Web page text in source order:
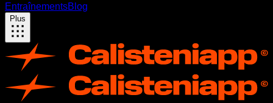
EntraînementsBlog
Plus